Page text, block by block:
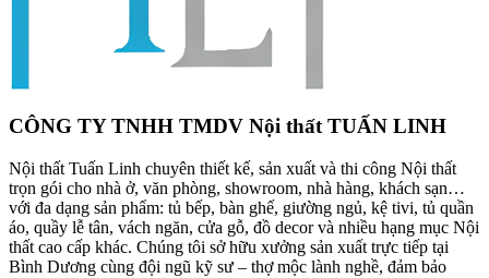
CÔNG TY TNHH TMDV Nội thất TUẤN LINH
Nội thất Tuấn Linh chuyên thiết kế, sản xuất và thi công Nội thất
trọn gói cho nhà ở, văn phòng, showroom, nhà hàng, khách sạn…
với đa dạng sản phẩm: tủ bếp, bàn ghế, giường ngủ, kệ tivi, tủ quần
áo, quầy lễ tân, vách ngăn, cửa gỗ, đồ decor và nhiều hạng mục Nội
thất cao cấp khác. Chúng tôi sở hữu xưởng sản xuất trực tiếp tại
Bình Dương cùng đội ngũ kỹ sư – thợ mộc lành nghề, đảm bảo